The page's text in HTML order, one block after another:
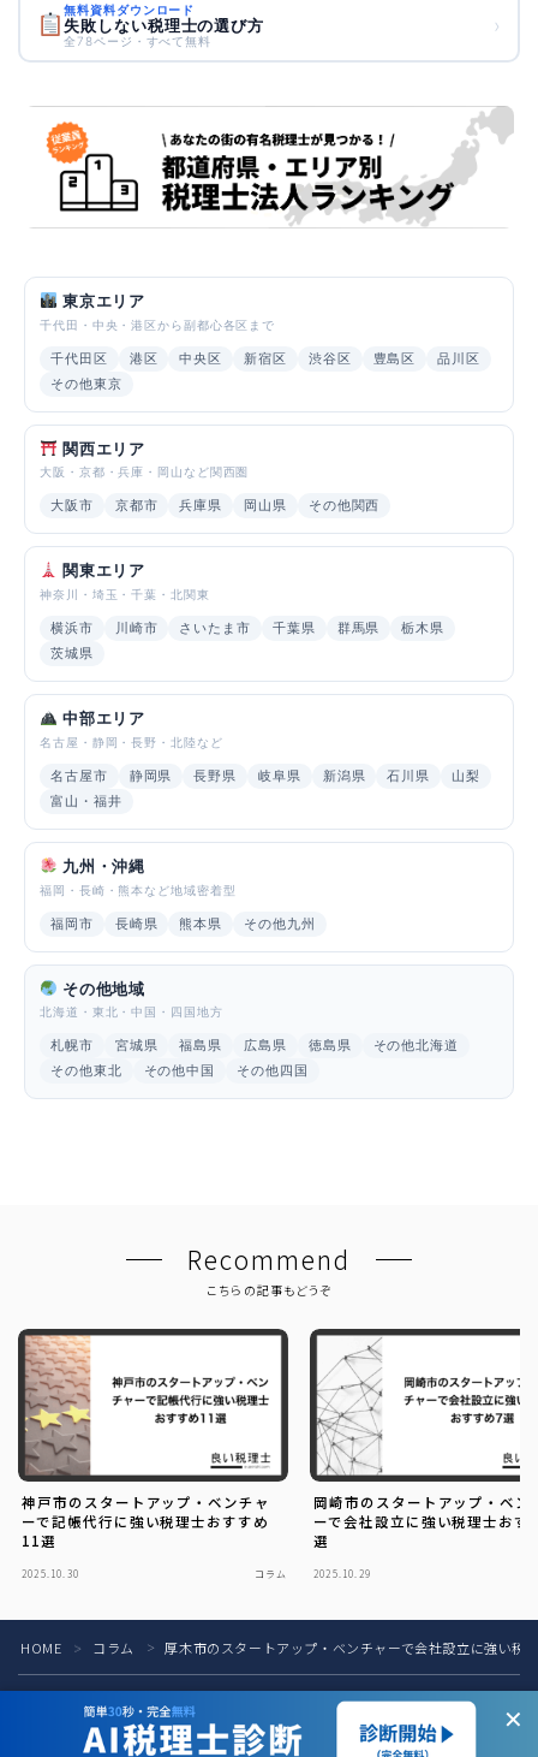
無料資料ダウンロード
失敗しない税理士の選び方
全78ページ・すべて無料
›
東京エリア
千代田・中央・港区から副都心各区まで
千代田区 港区 中央区 新宿区 渋谷区 豊島区
品川区
その他東京
関西エリア
大阪・京都・兵庫・岡山など関西圏
大阪市 京都市 兵庫県 岡山県 その他関西
関東エリア
神奈川・埼玉・千葉・北関東
横浜市 川崎市 さいたま市 千葉県 群馬県
栃木県
茨城県
中部エリア
名古屋・静岡・長野・北陸など
名古屋市 静岡県 長野県 岐阜県 新潟県 石川県
山梨
富山・福井
九州・沖縄
福岡・長崎・熊本など地域密着型
福岡市 長崎県 熊本県 その他九州
その他地域
北海道・東北・中国・四国地方
札幌市 宮城県 福島県 広島県 徳島県
その他北海道
その他東北
その他中国 その他四国
Recommend
こちらの記事もどうぞ
神戸市のスタートアップ・ベンチャ
ーで記帳代行に強い税理士おすすめ
11選
2025.10.30 コラム
岡崎市のスタートアップ・ベン
ーで会社設立に強い税理士おす
選
2025.10.29
HOME ＞ コラム ＞ 厚木市のスタートアップ・ベンチャーで会社設立に強い税
税理士の方へ お問い合わせ お知らせ
運営会社
プライバシーポリシー
✕